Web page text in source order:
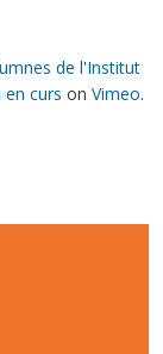
de l'Institut
en curs on Vimeo.